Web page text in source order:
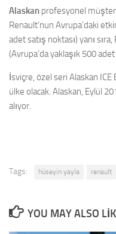
Alaskan profesyonel
Renault’nun Avrupa’daki
adet satış noktası) yanı
(Avrupa’da yaklaşık 500
İsviçre, özel seri Alaskan
ülke olacak. Alaskan, Eylül
alıyor.
Tags: hüseyin yayla renault
YOU MAY ALSO